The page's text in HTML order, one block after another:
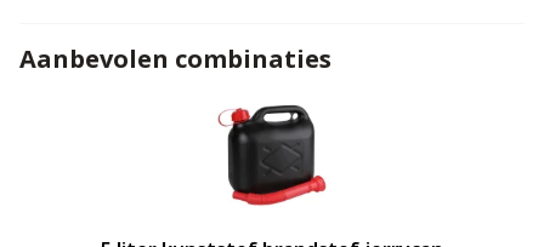
Aanbevolen combinaties